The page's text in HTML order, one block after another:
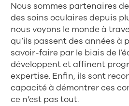
Nous sommes partenaires
des soins oculaires depuis
nous voyons le monde à
qu’ils passent des années à
savoir-faire par le biais de
développent et affinent
expertise. Enfin, ils sont
capacité à démontrer ces
ce n’est pas tout.